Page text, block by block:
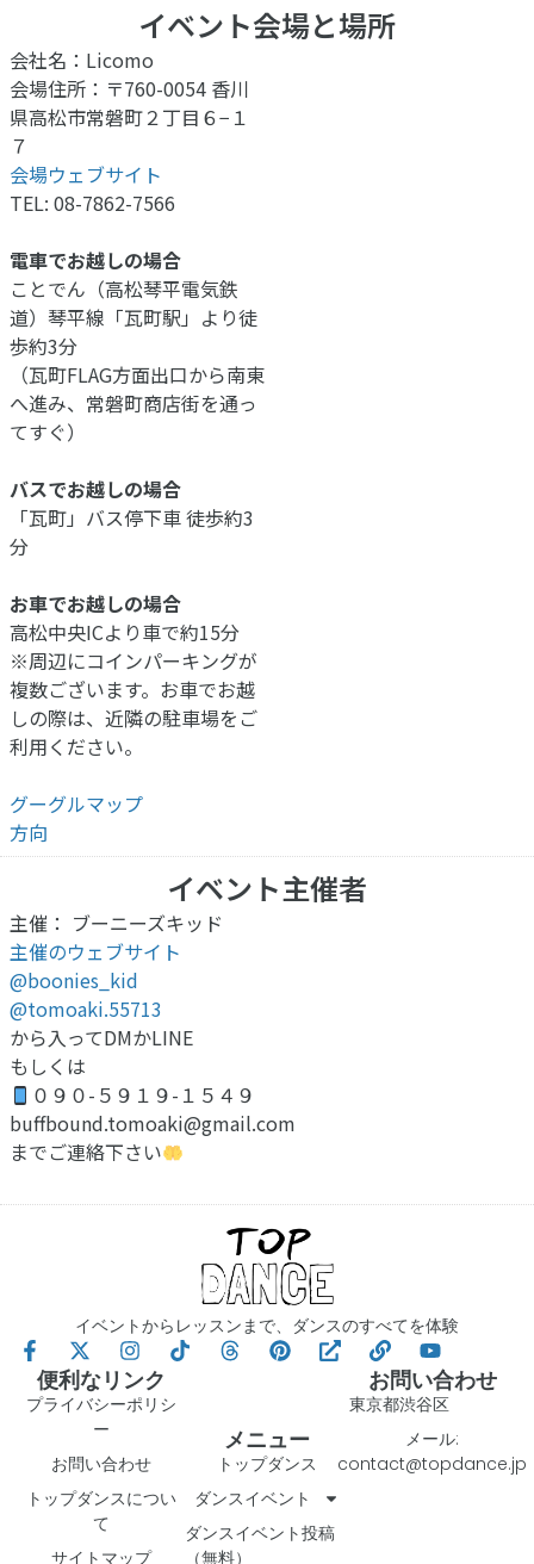
イベント会場と場所
会社名：Licomo
会場住所：〒760-0054 香川
県高松市常磐町２丁目６−１
７
会場ウェブサイト
TEL: 08-7862-7566
電車でお越しの場合
ことでん（高松琴平電気鉄
道）琴平線「瓦町駅」より徒
歩約3分
（瓦町FLAG方面出口から南東
へ進み、常磐町商店街を通っ
てすぐ）
バスでお越しの場合
「瓦町」バス停下車 徒歩約3
分
お車でお越しの場合
高松中央ICより車で約15分
※周辺にコインパーキングが
複数ございます。お車でお越
しの際は、近隣の駐車場をご
利用ください。
グーグルマップ
方向
イベント主催者
主催： ブーニーズキッド
主催のウェブサイト
@boonies_kid
@tomoaki.55713
から入ってDMかLINE
もしくは
０９０-５９１９-１５４９
buffbound.tomoaki@gmail.com
までご連絡下さい
イベントからレッスンまで、ダンスのすべてを体験
便利なリンク
プライバシーポリシ
ー
お問い合わせ
トップダンスについ
て
サイトマップ
メニュー
トップダンス
ダンスイベント
ダンスイベント投稿
（無料）
お問い合わせ
東京都渋谷区
メール:
contact@topdance.jp